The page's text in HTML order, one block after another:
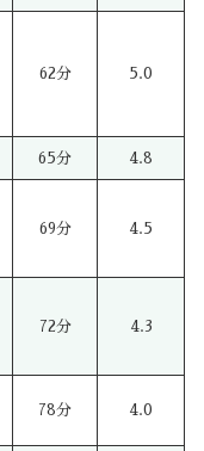
62分 5.0
65分 4.8
69分 4.5
72分 4.3
78分 4.0